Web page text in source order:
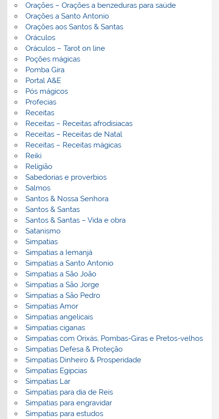
Orações – Orações a benzeduras para saúde
Orações a Santo Antonio
Orações aos Santos & Santas
Oráculos
Oráculos – Tarot on line
Poções mágicas
Pomba Gira
Portal A&E
Pós mágicos
Profecias
Receitas
Receitas – Receitas afrodisiacas
Receitas – Receitas de Natal
Receitas – Receitas mágicas
Reiki
Religião
Sabedorias e proverbios
Salmos
Santos & Nossa Senhora
Santos & Santas
Santos & Santas – Vida e obra
Satanismo
Simpatias
Simpatias a Iemanjá
Simpatias a Santo Antonio
Simpatias a São João
Simpatias a São Jorge
Simpatias a São Pedro
Simpatias Amor
Simpatias angelicais
Simpatias ciganas
Simpatias com Orixás, Pombas-Giras e Pretos-velhos
Simpatias Defesa & Proteção
Simpatias Dinheiro & Prosperidade
Simpatias Egipcias
Simpatias Lar
Simpatias para dia de Reis
Simpatias para engravidar
Simpatias para estudos